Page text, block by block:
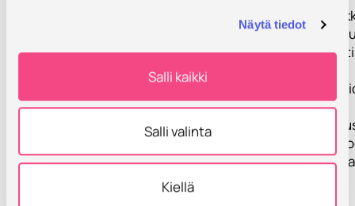
Näytä tiedot
Salli kaikki
Salli valinta
Kiellä
- Kemiallinen
- sekä useat
pienemmät
simulointi
- Kappaleen
- Anodien ja
sijoittelu ja